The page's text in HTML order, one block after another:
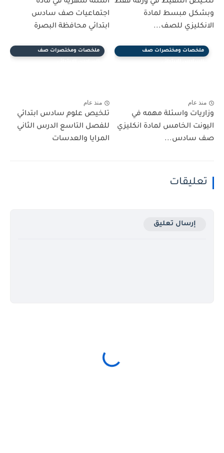
تلخيص التنقيط في ورقه فقط
وبشكل مبسط لمادة
الانكليزي للصف...
اسئلة شهريه في مادة
اجتماعيات صف سادس
ابتدائي محافظة البصرة
ملخصات ومختصرات صف
منذ عام
وزاريات واسئلة مهمه في
اليونت الخامس لمادة انكليزي
صف سادس...
ملخصات ومختصرات صف
منذ عام
تلخيص علوم سادس ابتدائي
للفصل التاسع الدرس الثاني
المرايا والعدسات
تعليقات
إرسال تعليق